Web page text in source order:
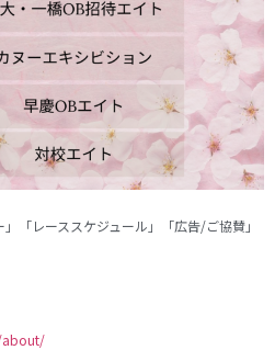
「レーススケジュール」「広告/ご協賛」
about/